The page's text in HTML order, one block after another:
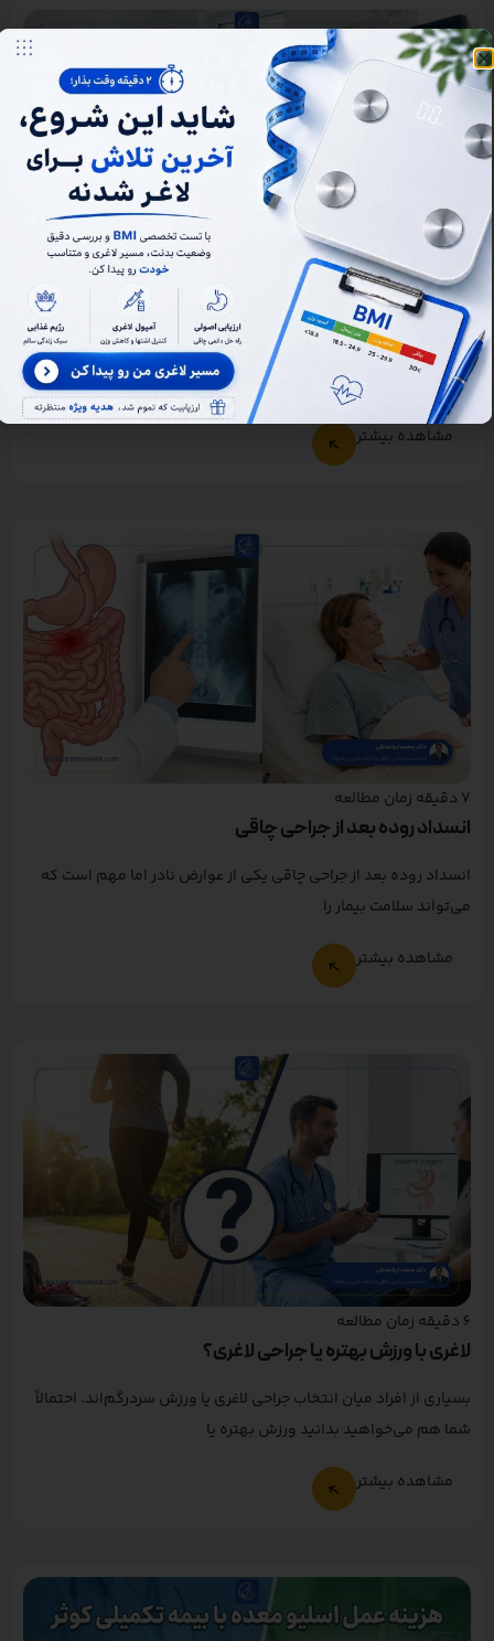
6دقیقه زمان مطالعه
بستن رگ اشتها برای لاغری چیست؟
بستن رگ اشتها برای لاغری یکی از روش‌های نوین و کم‌تهاجمی برای
کاهش اضافه‌وزن است که بدون نیاز
مشاهده بیشتر
7 دقیقه زمان مطالعه
انسداد روده بعد از جراحی چاقی
انسداد روده بعد از جراحی چاقی یکی از عوارض نادر اما مهم است که
می‌تواند سلامت بیمار را
مشاهده بیشتر
6 دقیقه زمان مطالعه
لاغری با ورزش بهتره یا جراحی لاغری؟
بسیاری از افراد میان انتخاب جراحی لاغری یا ورزش سردرگم‌اند. احتمالاً
شما هم می‌خواهید بدانید ورزش بهتره یا
مشاهده بیشتر